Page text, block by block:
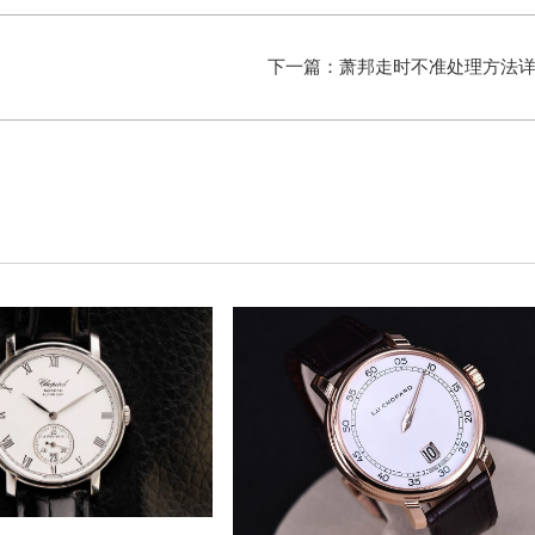
下一篇： 萧邦走时不准处理方法